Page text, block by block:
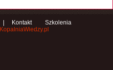
Kontakt
Szkolenia
KopalniaWiedzy.pl